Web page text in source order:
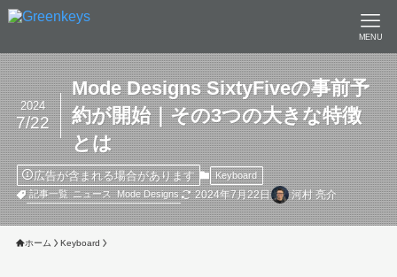
MENU
Mode Designs SixtyFiveの事前予
約が開始｜その3つの大きな特徴
とは
2024
7/22
広告が含まれる場合があります
Keyboard
記事一覧 ニュース Mode Designs 2024年7月22日 河村 亮介
ホーム Keyboard